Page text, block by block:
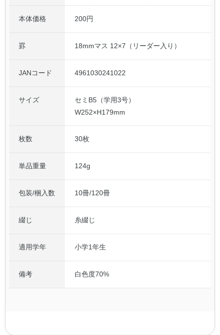
本体価格 200円
罫 18mmマス 12×7（リーダー入り）
JANコード 4961030241022
サイズ
セミB5（学用3号）
W252×H179mm
枚数 30枚
単品重量 124g
包装/梱入数 10冊/120冊
綴じ 糸綴じ
適用学年 小学1年生
備考 白色度70%